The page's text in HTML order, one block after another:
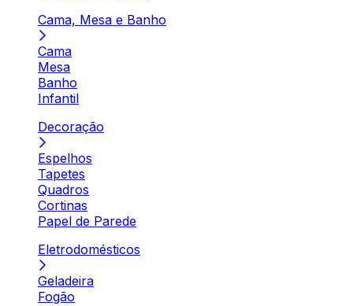
Cama, Mesa e Banho
Cama
Mesa
Banho
Infantil
Decoração
Espelhos
Tapetes
Quadros
Cortinas
Papel de Parede
Eletrodomésticos
Geladeira
Fogão